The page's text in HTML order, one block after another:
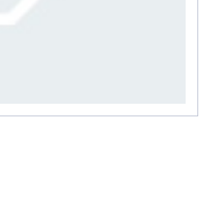
Çocuk Kitaplığı